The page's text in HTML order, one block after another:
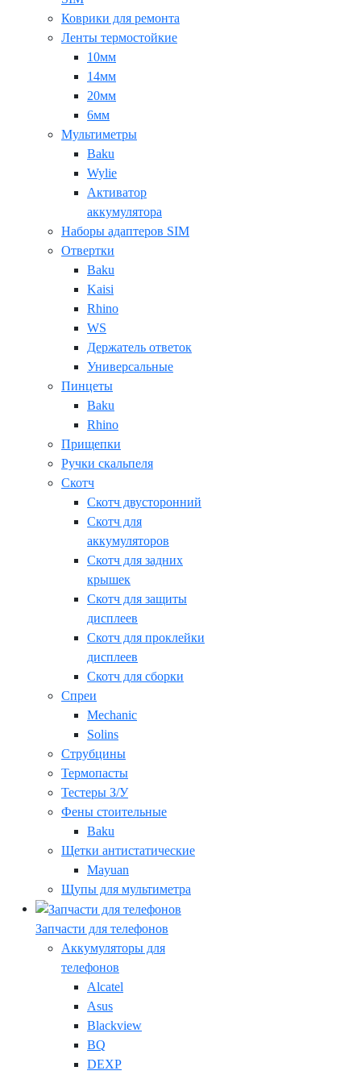
Коврики для ремонта
Ленты термостойкие
10мм
14мм
20мм
6мм
Мультиметры
Baku
Wylie
Активатор
аккумулятора
Наборы адаптеров SIM
Отвертки
Baku
Kaisi
Rhino
WS
Держатель ответок
Универсальные
Пинцеты
Baku
Rhino
Прищепки
Ручки скальпеля
Скотч
Скотч двусторонний
Скотч для
аккумуляторов
Скотч для задних
крышек
Скотч для защиты
дисплеев
Скотч для проклейки
дисплеев
Скотч для сборки
Спреи
Mechanic
Solins
Струбцины
Термопасты
Тестеры З/У
Фены стоительные
Baku
Щетки антистатические
Mayuan
Щупы для мультиметра
Запчасти для телефонов
Аккумуляторы для
телефонов
Alcatel
Asus
Blackview
BQ
DEXP